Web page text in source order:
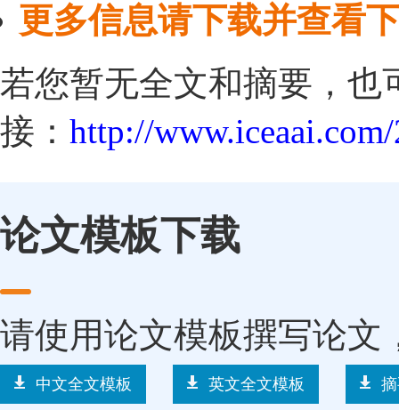
更多信息请下载并查看
若您暂无全文和摘要，也
接： http://
论文模板下载
请使用论文模板撰写论文
中文全文模板 英文全文模板